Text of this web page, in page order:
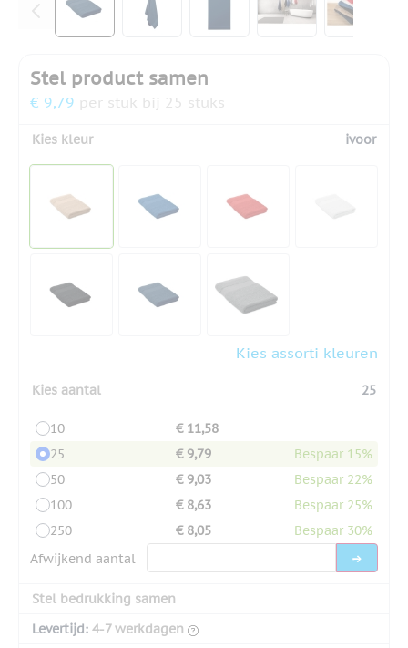
Stel product samen
€ 9,79 per stuk bij 25 stuks
Kies kleur ivoor
Kies assorti kleuren
Kies aantal 25
10
€ 11,58
25
€ 9,79
Bespaar 15%
50
€ 9,03
Bespaar 22%
100
€ 8,63
Bespaar 25%
250
€ 8,05
Bespaar 30%
Afwijkend aantal
Stel bedrukking samen
Levertijd: 4-7 werkdagen